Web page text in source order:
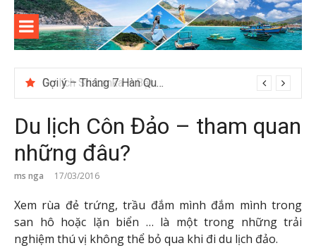
Skip
content
Kinh
nghiệm
du lịch
Côn Đảo
Thông tin và kinh nghiệm khi du lịch Côn Đảo
Gợi ý – Tháng 7 Hàn Quốc nên đi đâu, mặc gì đẹp?
Du lịch Côn Đảo – tham quan
những đâu?
ms nga 17/03/2016
Xem rùa đẻ trứng, trầu đắm mình đắm mình trong
san hô hoặc lặn biển … là một trong những trải
nghiệm thú vị không thể bỏ qua khi đi du lịch đảo.